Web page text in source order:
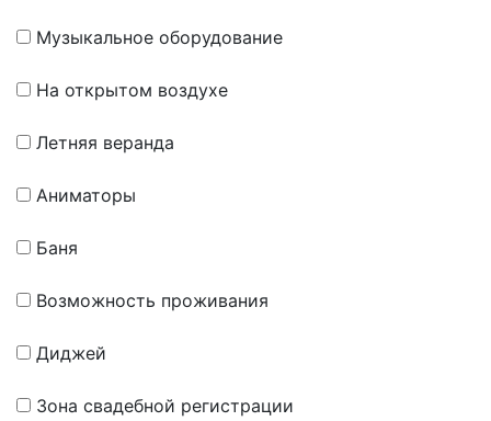
Музыкальное оборудование
На открытом воздухе
Летняя веранда
Аниматоры
Баня
Возможность проживания
Диджей
Зона свадебной регистрации